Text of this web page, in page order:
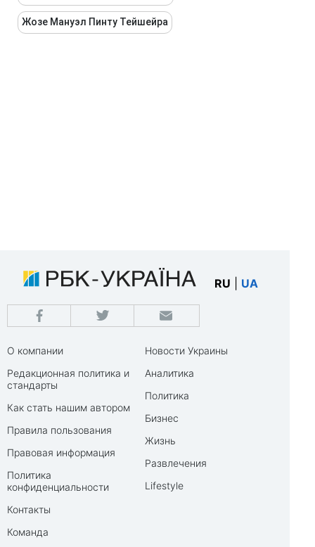
Жозе Мануэл Пинту Тейшейра
RU UA
О компании
Редакционная политика и
стандарты
Как стать нашим автором
Правила пользования
Правовая информация
Политика
конфиденциальности
Контакты
Команда
Новости Украины
Аналитика
Политика
Бизнес
Жизнь
Развлечения
Lifestyle